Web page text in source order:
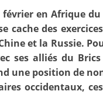
en Afrique
cache des
et la Russie.
ses alliés du
une position de
occidentaux,